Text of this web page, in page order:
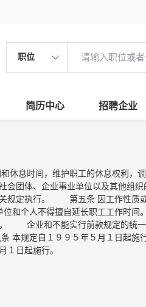
职位
简历中心 招聘企业
和休息时间，维护职工的休息权利
社会团体、企业事业单位以及其
规定执行。 第五条 因工作性质或
个人不得擅自延长职工工作时间
。 企业和不能实行前款规定的统
规定自１９９５年５月１日起施
１日起施行。